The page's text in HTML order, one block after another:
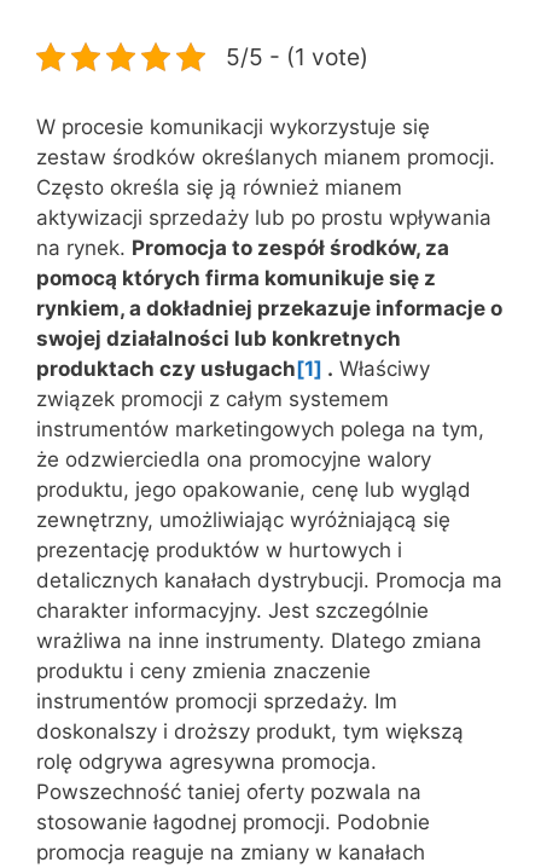
5/5 - (1 vote)
W procesie komunikacji wykorzystuje się
zestaw środków określanych mianem promocji.
Często określa się ją również mianem
aktywizacji sprzedaży lub po prostu wpływania
na rynek. Promocja to zespół środków, za
pomocą których firma komunikuje się z
rynkiem, a dokładniej przekazuje informacje o
swojej działalności lub konkretnych
produktach czy usługach[1] . Właściwy
związek promocji z całym systemem
instrumentów marketingowych polega na tym,
że odzwierciedla ona promocyjne walory
produktu, jego opakowanie, cenę lub wygląd
zewnętrzny, umożliwiając wyróżniającą się
prezentację produktów w hurtowych i
detalicznych kanałach dystrybucji. Promocja ma
charakter informacyjny. Jest szczególnie
wrażliwa na inne instrumenty. Dlatego zmiana
produktu i ceny zmienia znaczenie
instrumentów promocji sprzedaży. Im
doskonalszy i droższy produkt, tym większą
rolę odgrywa agresywna promocja.
Powszechność taniej oferty pozwala na
stosowanie łagodnej promocji. Podobnie
promocja reaguje na zmiany w kanałach